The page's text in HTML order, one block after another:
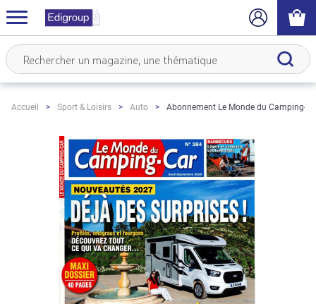
Accueil Sport & Loisirs Auto Abonnement Le Monde du Camping-